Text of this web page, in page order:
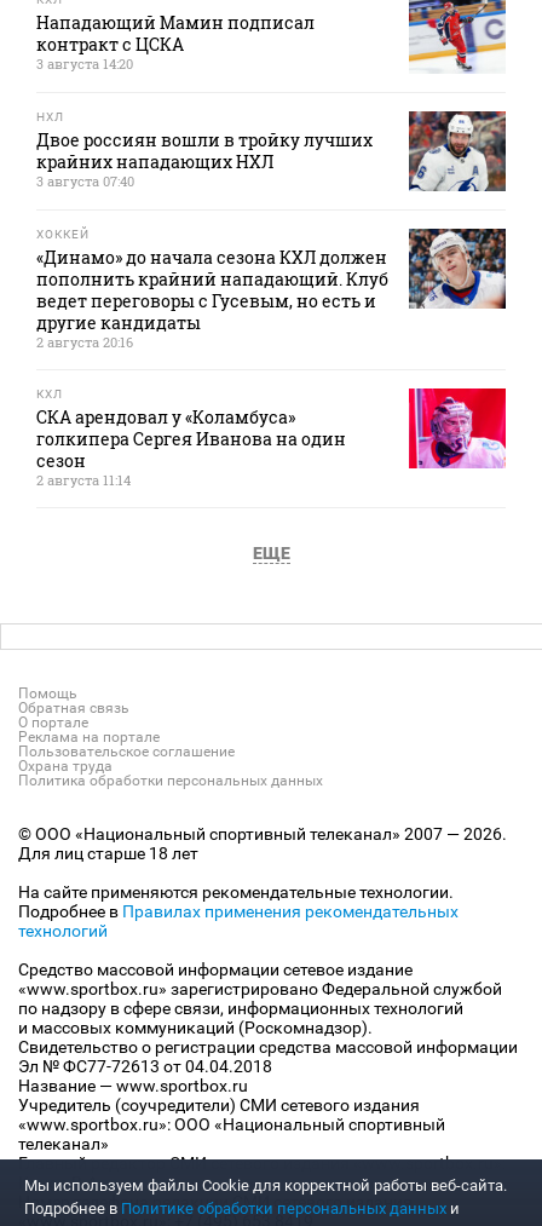
Нападающий Мамин подписал
контракт с ЦСКА
3 августа 14:20
НХЛ
Двое россиян вошли в тройку лучших
крайних нападающих НХЛ
3 августа 07:40
ХОККЕЙ
«Динамо» до начала сезона КХЛ должен
пополнить крайний нападающий. Клуб
ведет переговоры с Гусевым, но есть и
другие кандидаты
2 августа 20:16
КХЛ
СКА арендовал у «Коламбуса»
голкипера Сергея Иванова на один
сезон
2 августа 11:14
ЕЩЕ
Помощь
Обратная связь
О портале
Реклама на портале
Пользовательское соглашение
Охрана труда
Политика обработки персональных данных
© ООО «Национальный спортивный телеканал» 2007 — 2026.
Для лиц старше 18 лет
На сайте применяются рекомендательные технологии.
Подробнее в Правилах применения рекомендательных
технологий
Средство массовой информации сетевое издание
«www.sportbox.ru» зарегистрировано Федеральной службой
по надзору в сфере связи, информационных технологий
и массовых коммуникаций (Роскомнадзор).
Свидетельство о регистрации средства массовой информации
Эл № ФС77-72613 от 04.04.2018
Название — www.sportbox.ru
Учредитель (соучредители) СМИ сетевого издания
«www.sportbox.ru»: ООО «Национальный спортивный
телеканал»
Главный редактор СМИ сетевого издания «www.sportbox.ru»:
Конов В.А.
Номер телефона редакции СМИ сетевого издания
«www.sportbox.ru»: +7 (495) 653 8419
Мы используем файлы Сookie для корректной работы веб-сайта.
Подробнее в Политике обработки персональных данных и